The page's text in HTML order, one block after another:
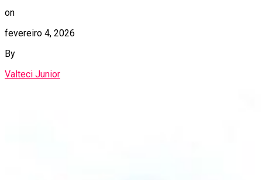
on
fevereiro 4, 2026
By
Valteci Junior